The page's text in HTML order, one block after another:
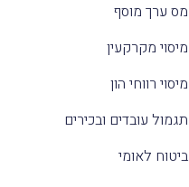
מס ערך מוסף
מיסוי מקרקעין
מיסוי רווחי הון
תגמול עובדים ובכירים
ביטוח לאומי